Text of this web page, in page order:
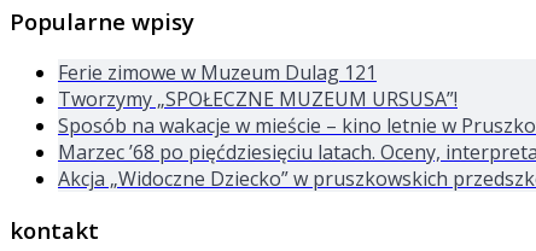
Popularne wpisy
Ferie zimowe w Muzeum Dulag 121
Tworzymy „SPOŁECZNE MUZEUM URSUSA”!
Sposób na wakacje w mieście – kino letnie w
Marzec ’68 po pięćdziesięciu latach. Oceny,
Akcja „Widoczne Dziecko” w pruszkowskich
kontakt